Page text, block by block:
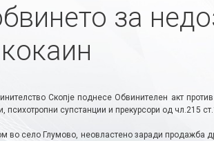
за
Скопје поднесе Обвинителен акт
супстанции и прекурсори од чл.215
во село Глумово, неовластено заради продажба